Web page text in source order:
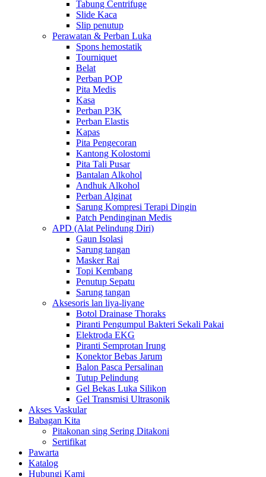
Tabung Centrifuge
Slide Kaca
Slip penutup
Perawatan & Perban Luka
Spons hemostatik
Tourniquet
Belat
Perban POP
Pita Medis
Kasa
Perban P3K
Perban Elastis
Kapas
Pita Pengecoran
Kantong Kolostomi
Pita Tali Pusar
Bantalan Alkohol
Andhuk Alkohol
Perban Alginat
Sarung Kompresi Terapi Dingin
Patch Pendinginan Medis
APD (Alat Pelindung Diri)
Gaun Isolasi
Sarung tangan
Masker Rai
Topi Kembang
Penutup Sepatu
Sarung tangan
Aksesoris lan liya-liyane
Botol Drainase Thoraks
Piranti Pengumpul Bakteri Sekali Pakai
Elektroda EKG
Piranti Semprotan Irung
Konektor Bebas Jarum
Balon Pasca Persalinan
Tutup Pelindung
Gel Bekas Luka Silikon
Gel Transmisi Ultrasonik
Akses Vaskular
Babagan Kita
Pitakonan sing Sering Ditakoni
Sertifikat
Pawarta
Katalog
Hubungi Kami